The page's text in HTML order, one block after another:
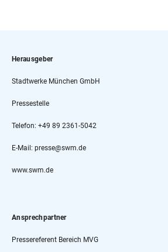
Herausgeber
Stadtwerke München GmbH
Pressestelle
Telefon: +49 89 2361-5042
E-Mail: presse@swm.de
www.swm.de
Ansprechpartner
Pressereferent Bereich MVG